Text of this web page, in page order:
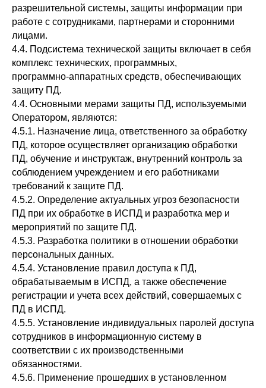
разрешительной системы, защиты информации при
работе с сотрудниками, партнерами и сторонними
лицами.
4.4. Подсистема технической защиты включает в себя
комплекс технических, программных,
программно-аппаратных средств, обеспечивающих
защиту ПД.
4.4. Основными мерами защиты ПД, используемыми
Оператором, являются:
4.5.1. Назначение лица, ответственного за обработку
ПД, которое осуществляет организацию обработки
ПД, обучение и инструктаж, внутренний контроль за
соблюдением учреждением и его работниками
требований к защите ПД.
4.5.2. Определение актуальных угроз безопасности
ПД при их обработке в ИСПД и разработка мер и
мероприятий по защите ПД.
4.5.3. Разработка политики в отношении обработки
персональных данных.
4.5.4. Установление правил доступа к ПД,
обрабатываемым в ИСПД, а также обеспечение
регистрации и учета всех действий, совершаемых с
ПД в ИСПД.
4.5.5. Установление индивидуальных паролей доступа
сотрудников в информационную систему в
соответствии с их производственными
обязанностями.
4.5.6. Применение прошедших в установленном